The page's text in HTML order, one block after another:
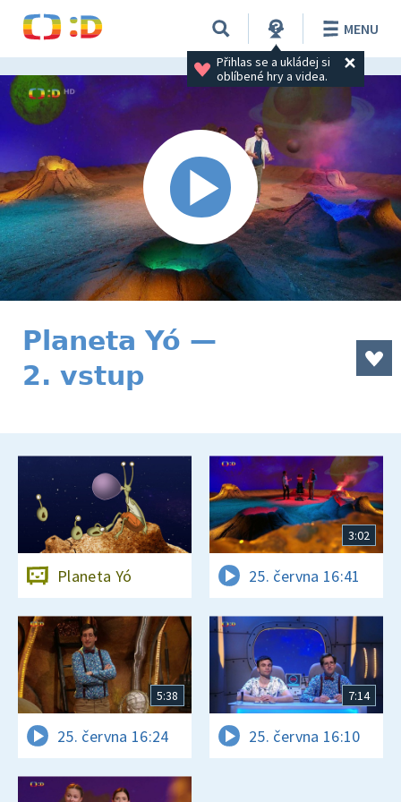
Přihlas se a ukládej si
oblíbené hry a videa.
MENU
Planeta Yó —
2. vstup
Planeta Yó
3:02
25. června 16:41
5:38
25. června 16:24
7:14
25. června 16:10